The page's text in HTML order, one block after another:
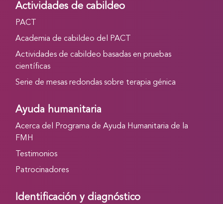
Actividades de cabildeo
PACT
Academia de cabildeo del PACT
Actividades de cabildeo basadas en pruebas
científicas
Serie de mesas redondas sobre terapia génica
Ayuda humanitaria
Acerca del Programa de Ayuda Humanitaria de la
FMH
Testimonios
Patrocinadores
Identificación y diagnóstico